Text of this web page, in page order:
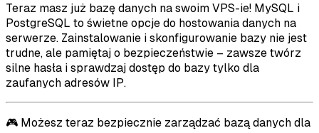
Teraz masz już bazę danych na swoim VPS-ie! MySQL i
PostgreSQL to świetne opcje do hostowania danych na
serwerze. Zainstalowanie i skonfigurowanie bazy nie jest
trudne, ale pamiętaj o bezpieczeństwie – zawsze twórz
silne hasła i sprawdzaj dostęp do bazy tylko dla
zaufanych adresów IP.
🎮 Możesz teraz bezpiecznie zarządzać bazą danych dla